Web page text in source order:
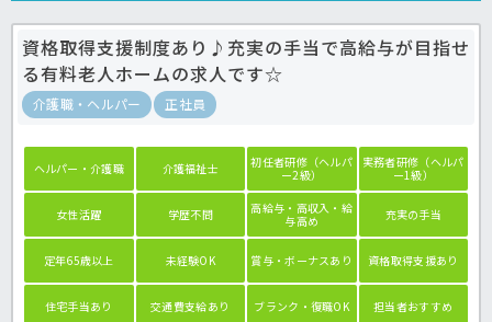
資格取得支援制度あり♪充実の手当で高給与が目指せ
る有料老人ホームの求人です☆
介護職・ヘルパー 正社員
ヘルパー・介護職 介護福祉士
初任者研修（ヘルパ
ー2級）
実務者研修（ヘルパ
ー1級）
女性活躍 学歴不問
高給与・高収入・給
与高め
充実の手当
定年65歳以上 未経験OK 賞与・ボーナスあり 資格取得支援あり
住宅手当あり 交通費支給あり ブランク・復職OK 担当者おすすめ